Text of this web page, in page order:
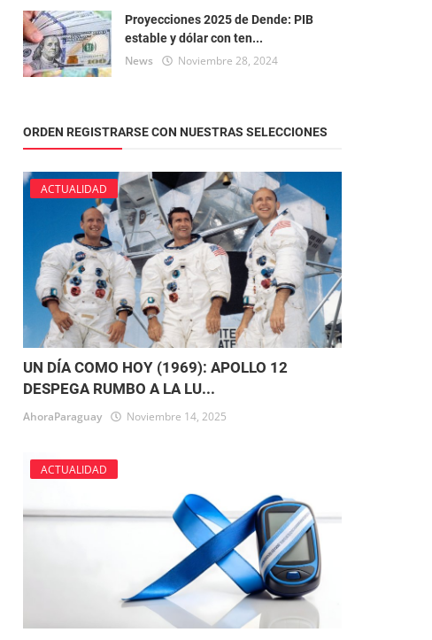
Proyecciones 2025 de Dende: PIB
estable y dólar con ten...
News Noviembre 28, 2024
ORDEN REGISTRARSE CON NUESTRAS SELECCIONES
ACTUALIDAD
UN DÍA COMO HOY (1969): APOLLO 12
DESPEGA RUMBO A LA LU...
AhoraParaguay Noviembre 14, 2025
ACTUALIDAD